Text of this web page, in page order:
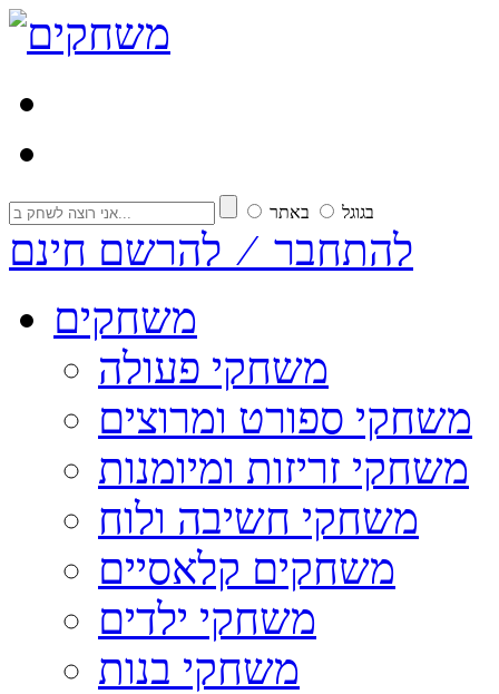
בגוגל באתר
להתחבר ⁄ להרשם חינם
משחקים
משחקי פעולה
משחקי ספורט ומרוצים
משחקי זריזות ומיומנות
משחקי חשיבה ולוח
משחקים קלאסיים
משחקי ילדים
משחקי בנות